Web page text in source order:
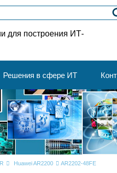
для построения ИТ-
Решения в сфере ИТ
Huawei AR2200 AR2202-48FE